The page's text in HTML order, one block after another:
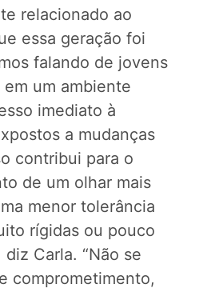
relacionado ao
essa geração foi
falando de jovens
um ambiente
imediato à
a mudanças
contribui para o
de um olhar mais
menor tolerância
rígidas ou pouco
diz Carla. “Não se
comprometimento,